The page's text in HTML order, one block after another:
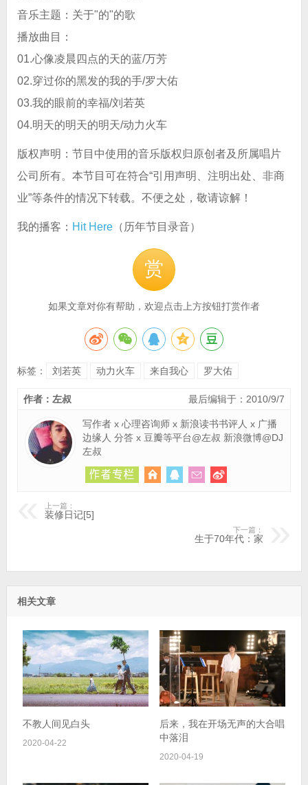
音乐主题：关于"的"的歌
播放曲目：
01.心像凌晨四点的天的蓝/万芳
02.穿过你的黑发的我的手/罗大佑
03.我的眼前的幸福/刘若英
04.明天的明天的明天/动力火车
版权声明：节目中使用的音乐版权归原创者及所属唱片
公司所有。本节目可在符合“引用声明、注明出处、非商
业”等条件的情况下转载。不便之处，敬请谅解！
我的播客： Hit Here（历年节目录音）
赏
如果文章对你有帮助，欢迎点击上方按钮打赏作者
标签： 刘若英 动力火车 来自我心 罗大佑
最后编辑于：2010/9/7
作者：左叔
写作者 x 心理咨询师 x 新浪读书书评人 x 广播
边缘人 分答 x 豆瓣等平台@左叔 新浪微博@DJ
左叔
上一篇：
装修日记[5]
下一篇：
生于70年代：家
相关文章
不教人间见白头
2020-04-22
后来，我在开场无声的大合唱
中落泪
2020-04-19